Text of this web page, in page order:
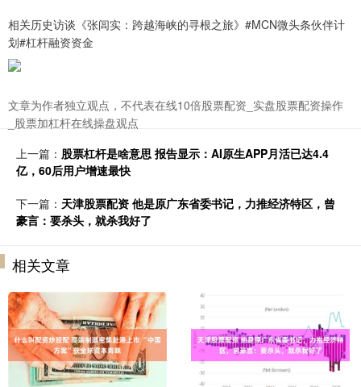
相关历史访谈《张闾实：跨越海峡的寻根之旅》#MCN微头条伙伴计
划#杠杆融资资金
文章为作者独立观点，不代表在线10倍股票配资_实盘股票配资操作
_股票加杠杆在线操盘观点
上一篇： 股票杠杆是啥意思 报告显示：AI原生APP月活已达4.4
亿，60后用户增速最快
下一篇： 天津股票配资 他是原广东省委书记，力推经济特区，曾
豪言：要杀头，就杀我好了
相关文章